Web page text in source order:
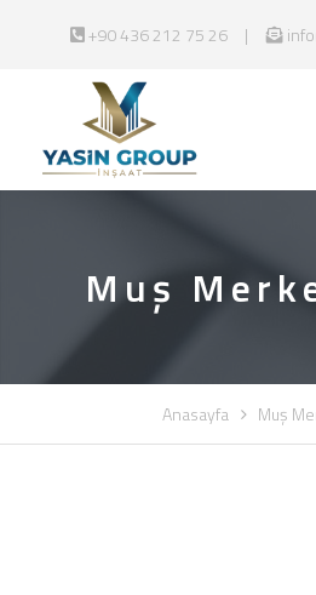
+90 436 212 75 26
Muş
Anasayfa Muş